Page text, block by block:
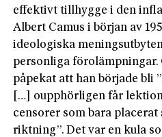
effektivt tillhygge i den
Albert Camus i början av
ideologiska
personliga förolämpningar.
påpekat att han började bli
[…] oupphörligen får
censorer som bara
riktning”. Det var en kula